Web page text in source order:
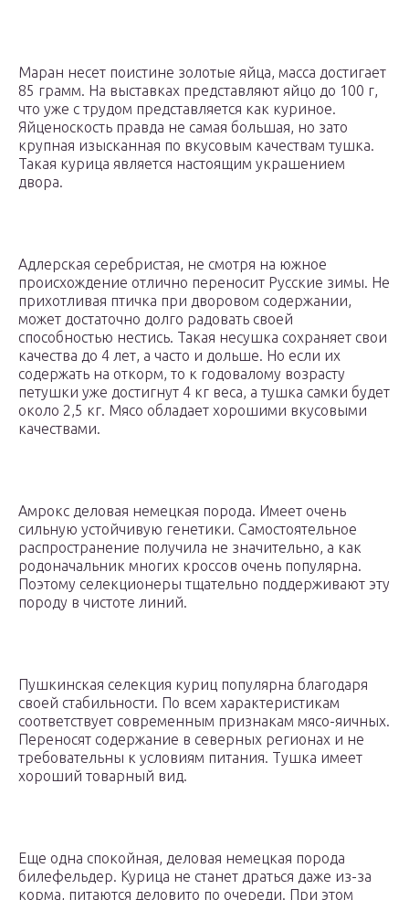
Маран несет поистине золотые яйца, масса достигает
85 грамм. На выставках представляют яйцо до 100 г,
что уже с трудом представляется как куриное.
Яйценоскость правда не самая большая, но зато
крупная изысканная по вкусовым качествам тушка.
Такая курица является настоящим украшением
двора.
Адлерская серебристая, не смотря на южное
происхождение отлично переносит Русские зимы. Не
прихотливая птичка при дворовом содержании,
может достаточно долго радовать своей
способностью нестись. Такая несушка сохраняет свои
качества до 4 лет, а часто и дольше. Но если их
содержать на откорм, то к годовалому возрасту
петушки уже достигнут 4 кг веса, а тушка самки будет
около 2,5 кг. Мясо обладает хорошими вкусовыми
качествами.
Амрокс деловая немецкая порода. Имеет очень
сильную устойчивую генетики. Самостоятельное
распространение получила не значительно, а как
родоначальник многих кроссов очень популярна.
Поэтому селекционеры тщательно поддерживают эту
породу в чистоте линий.
Пушкинская селекция куриц популярна благодаря
своей стабильности. По всем характеристикам
соответствует современным признакам мясо-яичных.
Переносят содержание в северных регионах и не
требовательны к условиям питания. Тушка имеет
хороший товарный вид.
Еще одна спокойная, деловая немецкая порода
билефельдер. Курица не станет драться даже из-за
корма, питаются деловито по очереди. При этом